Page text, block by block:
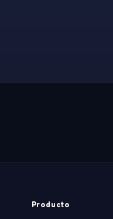
Producto